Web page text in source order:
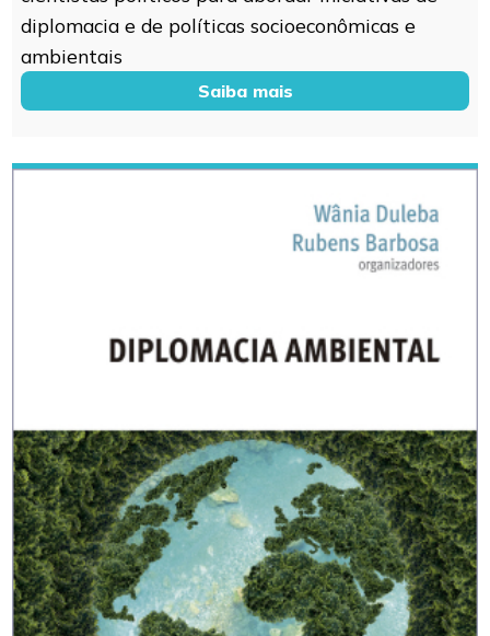
diplomacia e de políticas socioeconômicas e
ambientais
Saiba mais